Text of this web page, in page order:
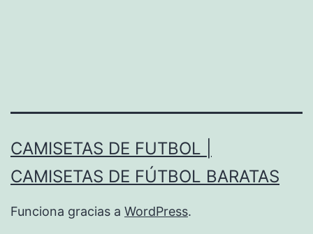
CAMISETAS DE FUTBOL |
CAMISETAS DE FÚTBOL BARATAS
Funciona gracias a WordPress.